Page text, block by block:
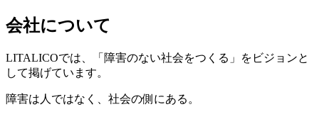
会社について
LITALICOでは、「障害のない社会をつくる」をビジョンと
して掲げています。
障害は人ではなく、社会の側にある。